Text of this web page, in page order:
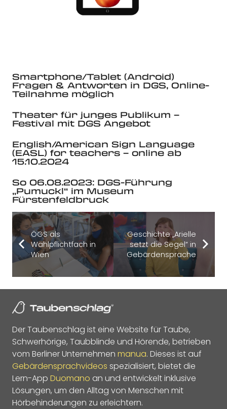
Smartphone/Tablet (Android)
Fragen & Antworten in DGS, Online-
Teilnahme möglich
Theater für junges Publikum –
Festival mit DGS Angebot
English/American Sign Language
(EASL) for teachers – online ab
15.10.2024
So 06.08.2023: DGS-Führung
„Pumuckl“ im Museum
Fürstenfeldbruck
ÖGS als
Wahlpflichtfach in
Wien
Geschichte „Arielle
setzt die Segel“ in
Gebärdensprache
Der Taubenschlag ist eine Website für Taube,
Schwerhörige, Taubblinde und Hörende, betrieben
vom Berliner Unternehmen manua. Dieses ist auf
Gebärdensprachvideos spezialisiert, bietet die
Lern-App Duomano an und entwickelt inklusive
Lösungen, um den Alltag von Menschen mit
Hörbehinderungen zu erleichtern.